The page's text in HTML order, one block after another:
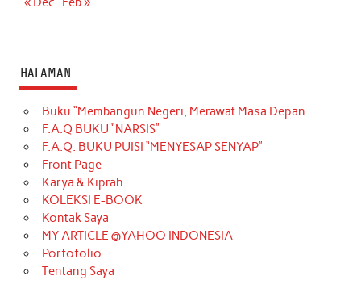
HALAMAN
Buku “Membangun Negeri, Merawat Masa Depan
F.A.Q BUKU “NARSIS”
F.A.Q. BUKU PUISI “MENYESAP SENYAP”
Front Page
Karya & Kiprah
KOLEKSI E-BOOK
Kontak Saya
MY ARTICLE @YAHOO INDONESIA
Portofolio
Tentang Saya